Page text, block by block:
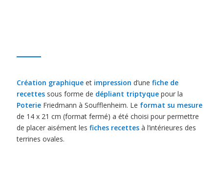
Création graphiqueet impression d’une fiche de
recettessous forme de dépliant triptyquepour la
PoterieFriedmann à Soufflenheim. Le format su mesure
de 14 x 21 cm (format fermé) a été choisi pour permettre
de placer aisément les fiches recettesà l’intérieures des
terrines ovales.